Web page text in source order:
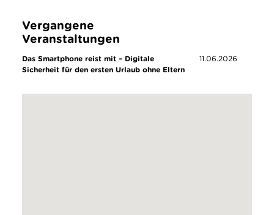
Vergangene
Veranstaltungen
Das Smartphone reist mit – Digitale
Sicherheit für den ersten Urlaub ohne Eltern
11.06.2026